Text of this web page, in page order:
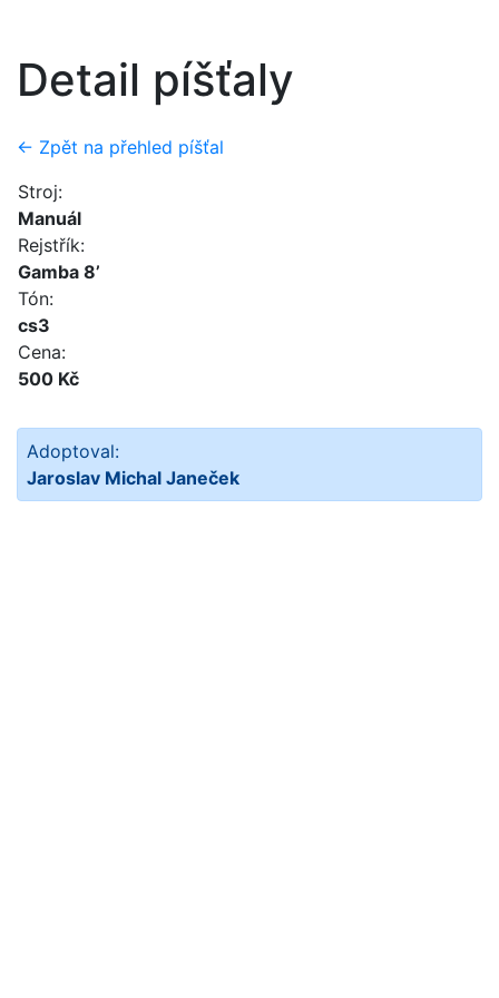
Detail píšťaly
← Zpět na přehled píšťal
Stroj:
Manuál
Rejstřík:
Gamba 8’
Tón:
cs3
Cena:
500 Kč
Adoptoval:
Jaroslav Michal Janeček